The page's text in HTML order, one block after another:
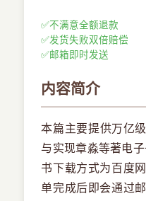
✅不满意全额退款
✅发货失败双倍赔偿
✅邮箱即时发送
内容简介
本篇主要提供万亿
与实现章淼等著电
书下载方式为百度
单完成后即会通过